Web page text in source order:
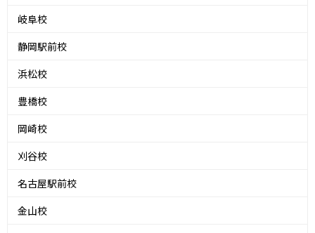
岐阜校
静岡駅前校
浜松校
豊橋校
岡崎校
刈谷校
名古屋駅前校
金山校